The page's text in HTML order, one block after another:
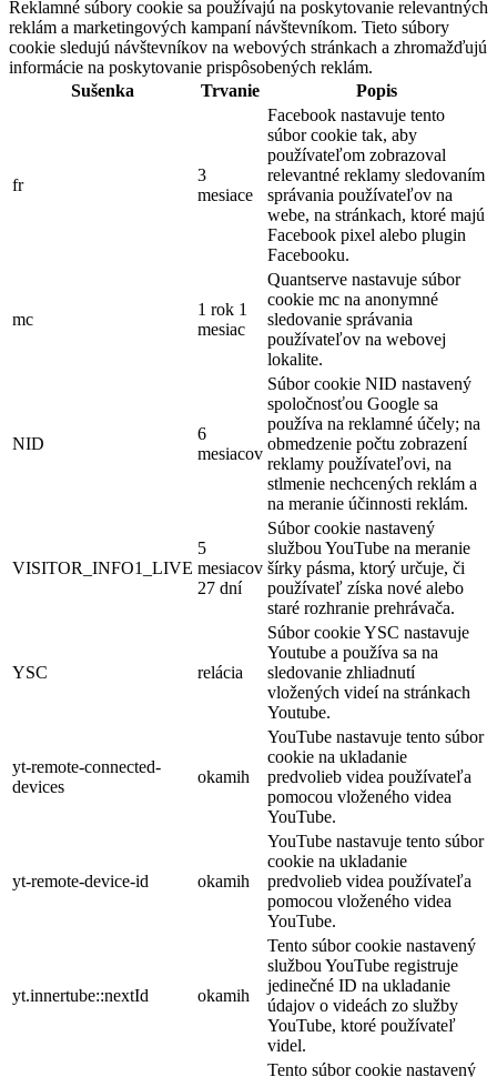
Reklamné súbory cookie sa používajú na poskytovanie relevantných
reklám a marketingových kampaní návštevníkom. Tieto súbory
cookie sledujú návštevníkov na webových stránkach a zhromažďujú
informácie na poskytovanie prispôsobených reklám.
Sušenka
Trvanie Popis
fr
3
mesiace
Facebook nastavuje tento
súbor cookie tak, aby
používateľom zobrazoval
relevantné reklamy sledovaním
správania používateľov na
webe, na stránkach, ktoré majú
Facebook pixel alebo plugin
Facebooku.
mc
1 rok 1
mesiac
Quantserve nastavuje súbor
cookie mc na anonymné
sledovanie správania
používateľov na webovej
lokalite.
NID
6
mesiacov
Súbor cookie NID nastavený
spoločnosťou Google sa
používa na reklamné účely; na
obmedzenie počtu zobrazení
reklamy používateľovi, na
stlmenie nechcených reklám a
na meranie účinnosti reklám.
VISITOR_INFO1_LIVE
5
mesiacov
27 dní
Súbor cookie nastavený
službou YouTube na meranie
šírky pásma, ktorý určuje, či
používateľ získa nové alebo
staré rozhranie prehrávača.
YSC relácia
Súbor cookie YSC nastavuje
Youtube a používa sa na
sledovanie zhliadnutí
vložených videí na stránkach
Youtube.
yt-remote-connected-
devices
okamih
YouTube nastavuje tento súbor
cookie na ukladanie
predvolieb videa používateľa
pomocou vloženého videa
YouTube.
yt-remote-device-id okamih
YouTube nastavuje tento súbor
cookie na ukladanie
predvolieb videa používateľa
pomocou vloženého videa
YouTube.
yt.innertube::nextId okamih
Tento súbor cookie nastavený
službou YouTube registruje
jedinečné ID na ukladanie
údajov o videách zo služby
YouTube, ktoré používateľ
videl.
Tento súbor cookie nastavený